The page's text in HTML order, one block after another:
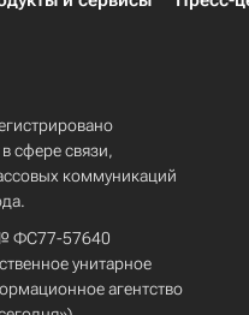
сфере связи,
коммуникаций
№ ФС77-57640
унитарное
агентство